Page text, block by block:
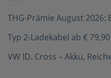
THG-Prämie August 2026:
Typ 2-Ladekabel ab €
VW ID. Cross – Akku,